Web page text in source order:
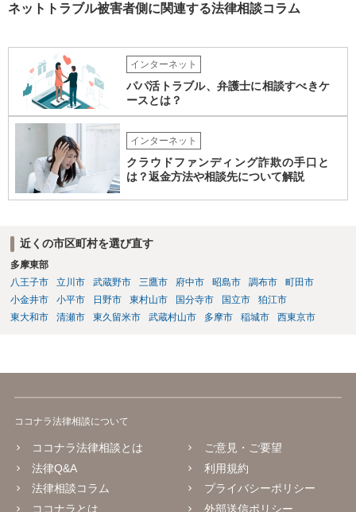
ネットトラブル被害者側に関連する法律相談コラム
インターネット
パパ活トラブル、弁護士に相談すべきケ
ースとは？
インターネット
クラウドファンディング詐欺の手口と
は？返金方法や相談先について解説
近くの市区町村を選び直す
多摩東部
八王子市
立川市 武蔵野市 三鷹市 府中市 昭島市 調布市
町田市
小金井市
小平市 日野市 東村山市 国分寺市 国立市
狛江市
東大和市
清瀬市 東久留米市 武蔵村山市 多摩市 稲城市 西東京市
ココナラ法律相談について
ココナラ法律相談とは
法律Q&A
法律相談コラム
ココナラとは
ご意見・ご要望
利用規約
プライバシーポリシー
外部送信ポリシー